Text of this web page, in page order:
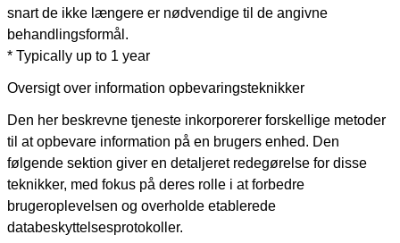
snart de ikke længere er nødvendige til de angivne
behandlingsformål.
* Typically up to 1 year
Oversigt over information opbevaringsteknikker
Den her beskrevne tjeneste inkorporerer forskellige metoder
til at opbevare information på en brugers enhed. Den
følgende sektion giver en detaljeret redegørelse for disse
teknikker, med fokus på deres rolle i at forbedre
brugeroplevelsen og overholde etablerede
databeskyttelsesprotokoller.